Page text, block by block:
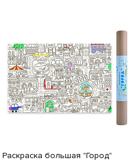
Раскраска большая "Город"